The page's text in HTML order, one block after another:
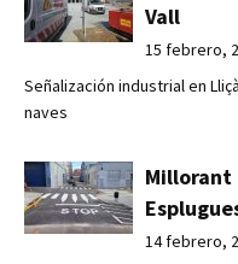
Vall
15 febrero,
Señalización industrial en
naves
Millorant
14 febrero,